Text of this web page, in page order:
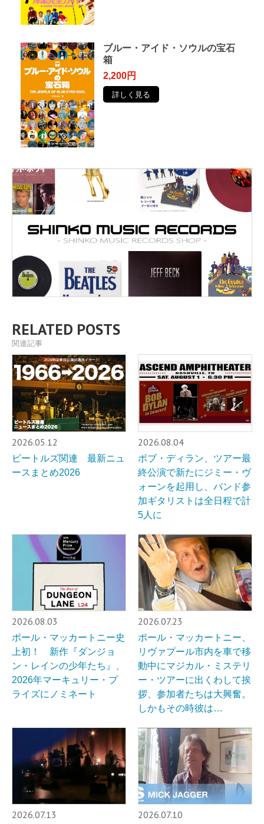
ブルー・アイド・ソウルの宝石
箱
2,200円
詳しく見る
RELATED POSTS
関連記事
2026.05.12
ビートルズ関連 最新ニュ
ースまとめ2026
2026.08.04
ボブ・ディラン、ツアー最
終公演で新たにジミー・ヴ
ォーンを起用し、バンド参
加ギタリストは全日程で計
5人に
2026.08.03
ポール・マッカートニー史
上初！ 新作『ダンジョ
ン・レインの少年たち』、
2026年マーキュリー・プ
ライズにノミネート
2026.07.23
ポール・マッカートニー、
リヴァプール市内を車で移
動中にマジカル・ミステリ
ー・ツアーに出くわして挨
拶、参加者たちは大興奮。
しかもその時彼は…
2026.07.13 2026.07.10